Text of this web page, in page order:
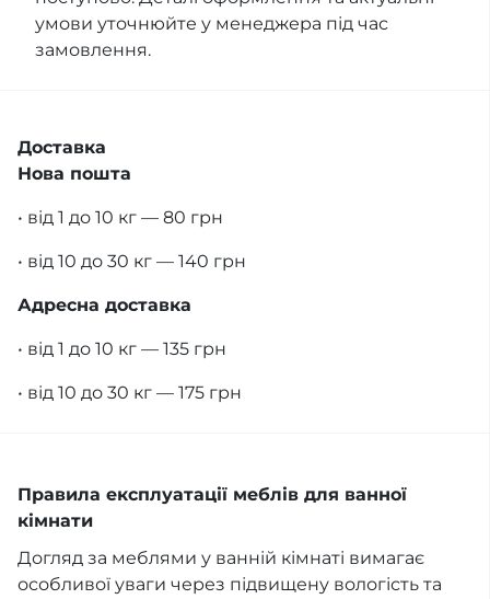
умови уточнюйте у менеджера під час
замовлення.
Доставка
Нова пошта
• від 1 до 10 кг — 80 грн
• від 10 до 30 кг — 140 грн
Адресна доставка
• від 1 до 10 кг — 135 грн
• від 10 до 30 кг — 175 грн
Правила експлуатації меблів для ванної
кімнати
Догляд за меблями у ванній кімнаті вимагає
особливої уваги через підвищену вологість та